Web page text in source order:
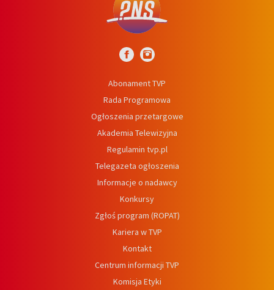
Abonament TVP
Rada Programowa
Ogłoszenia przetargowe
Akademia Telewizyjna
Regulamin tvp.pl
Telegazeta ogłoszenia
Informacje o nadawcy
Konkursy
Zgłoś program (ROPAT)
Kariera w TVP
Kontakt
Centrum informacji TVP
Komisja Etyki